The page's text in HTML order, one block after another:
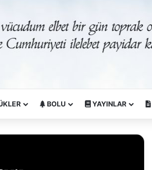
BOLU YAYINLAR